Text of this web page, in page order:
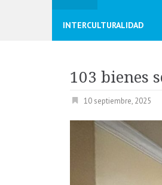
INTERCULTURALIDAD
103 bienes
10 septiembre, 2025